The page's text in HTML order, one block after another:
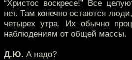
“Христос воскресе!” Все
нет. Там конечно остаются
четырех утра. Их обычно
наблюдениям от общей массы.
Д.Ю. А надо?